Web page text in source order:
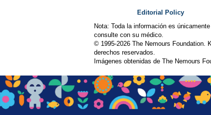
Editorial Policy
Nota: Toda la información es
consulte con su médico.
© 1995-2026 The Nemours Foundation.
derechos reservados.
Imágenes obtenidas de The Nemours